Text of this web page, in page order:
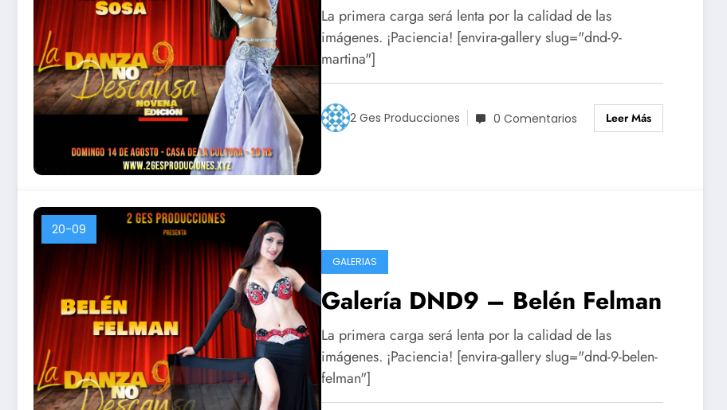
La primera carga será lenta por la calidad de las
imágenes. ¡Paciencia! [envira-gallery slug="dnd-9-
martina"]
2 Ges Producciones 0 Comentarios Leer Más
20-09
GALERIAS
Galería DND9 – Belén Felman
La primera carga será lenta por la calidad de las
imágenes. ¡Paciencia! [envira-gallery slug="dnd-9-belen-
felman"]